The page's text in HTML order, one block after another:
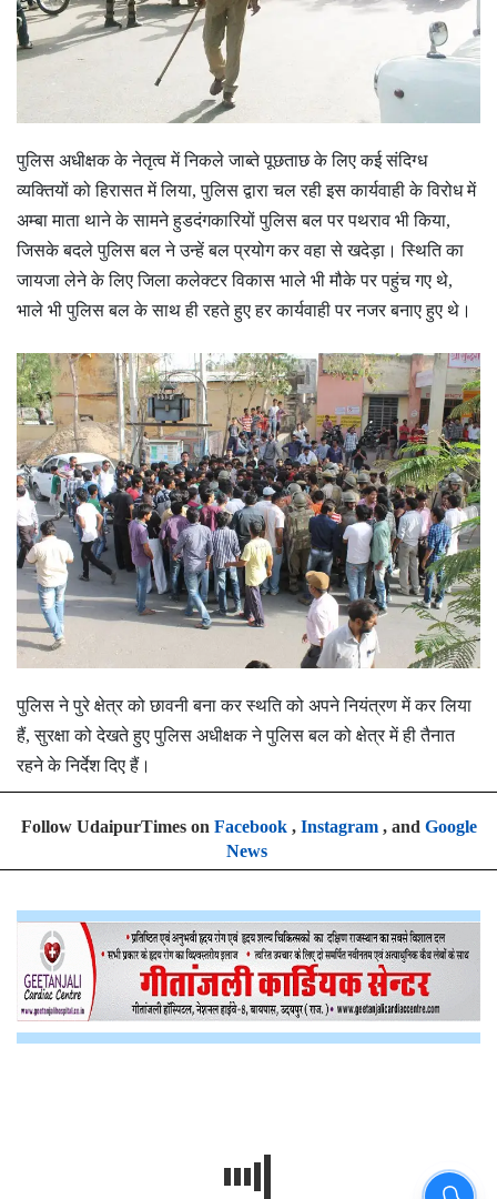
पुलिस अधीक्षक के नेतृत्व में निकले जाब्ते पूछताछ के लिए कई संदिग्ध
व्यक्तियों को हिरासत में लिया, पुलिस द्वारा चल रही इस कार्यवाही के विरोध में
अम्बा माता थाने के सामने हुडदंगकारियों पुलिस बल पर पथराव भी किया,
जिसके बदले पुलिस बल ने उन्हें बल प्रयोग कर वहा से खदेड़ा। स्थिति का
जायजा लेने के लिए जिला कलेक्टर विकास भाले भी मौके पर पहुंच गए थे,
भाले भी पुलिस बल के साथ ही रहते हुए हर कार्यवाही पर नजर बनाए हुए थे।
पुलिस ने पुरे क्षेत्र को छावनी बना कर स्थति को अपने नियंत्रण में कर लिया
हैं, सुरक्षा को देखते हुए पुलिस अधीक्षक ने पुलिस बल को क्षेत्र में ही तैनात
रहने के निर्देश दिए हैं।
Follow UdaipurTimes on Facebook, Instagram, and Google
News